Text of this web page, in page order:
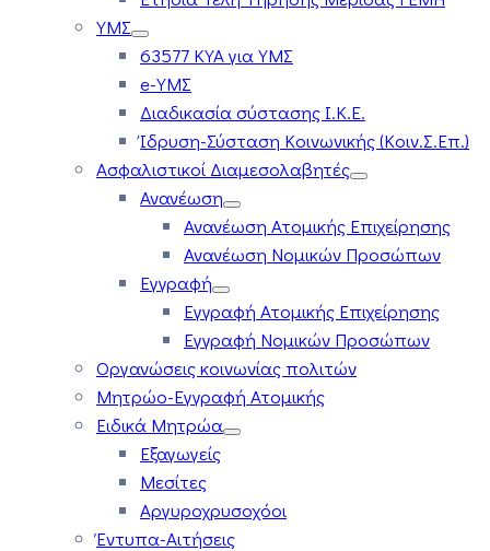
ΥΜΣ
63577 ΚΥΑ για ΥΜΣ
e-ΥΜΣ
Διαδικασία σύστασης Ι.Κ.Ε.
Ίδρυση-Σύσταση Κοινωνικής (Κοιν.Σ.Επ.)
Ασφαλιστικοί Διαμεσολαβητές
Ανανέωση
Ανανέωση Ατομικής Επιχείρησης
Ανανέωση Νομικών Προσώπων
Εγγραφή
Εγγραφή Ατομικής Επιχείρησης
Εγγραφή Νομικών Προσώπων
Οργανώσεις κοινωνίας πολιτών
Μητρώο-Εγγραφή Ατομικής
Ειδικά Μητρώα
Εξαγωγείς
Μεσίτες
Αργυροχρυσοχόοι
Έντυπα-Αιτήσεις